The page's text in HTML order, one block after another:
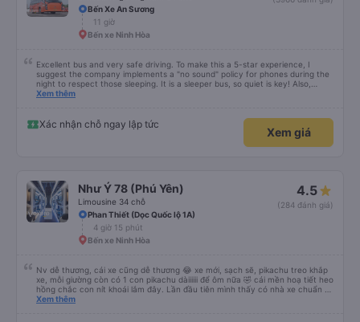
Bến Xe An Sương
11 giờ
Bến xe Ninh Hòa
Excellent bus and very safe driving. To make this a 5-star experience, I
suggest the company implements a "no sound" policy for phones during the
night to respect those sleeping. It is a sleeper bus, so quiet is key! Also,
please display the Wi-Fi password clearly inside the cabin for convenience. I
quy định rõ ràng về việc giữ im lặng (tắt âm thanh điện thoại) vào ban đêm
để tránh làm phiền hành khách khác ngủ. Ngoài ra, nhà xe nên dán sẵn mật
khẩu Wi-Fi trong xe để hành khách dễ dàng sử dụng. Tôi vẫn sẽ tiếp tục ủng
Xem thêm
Xác nhận chỗ ngay lập tức
Xem giá
Như Ý 78 (Phú Yên)
Limousine 34 chỗ
4.5
(284 đánh giá)
Phan Thiết (Dọc Quốc lộ 1A)
4 giờ 15 phút
Bến xe Ninh Hòa
Nv dễ thương, cái xe cũng dễ thương 😂 xe mới, sạch sẽ, pikachu treo khắp
xe, mỗi giường còn có 1 con pikachu dàiiiiii để ôm nữa 🤣 cái mền hoạ tiết heo
hồng chắc con nít khoái lắm đây. Lần đầu tiên mình thấy có nhà xe chuẩn bị
cả bàn chải đánh răng. Có 2 ông bà cụ lên xe còn được nv dẫn tới tận nơi để
Xem thêm